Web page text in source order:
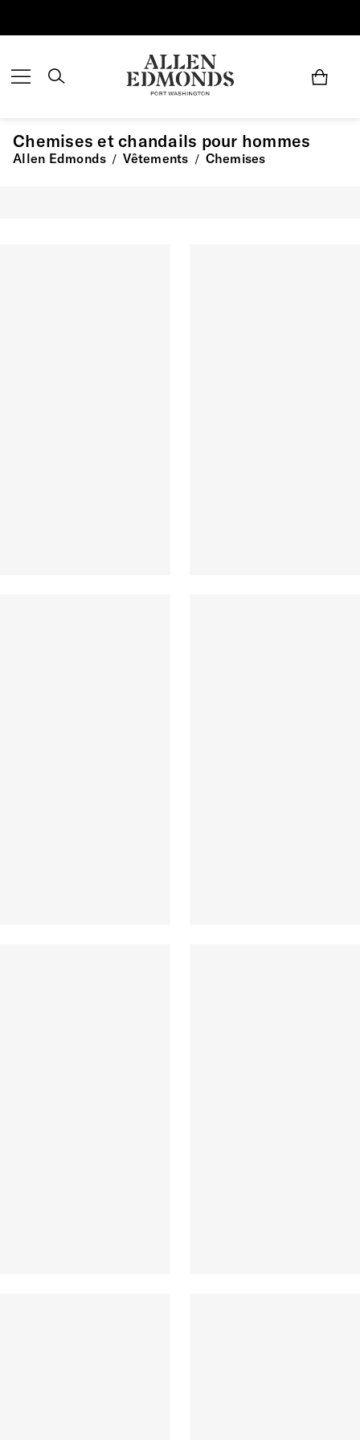
Chemises et chandails pour hommes
Allen Edmonds / Vêtements / Chemises